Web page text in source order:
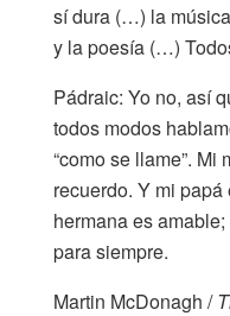
sí dura (…) la
y la poesía (…)
Pádraic: Yo no, así
todos modos
“como se llame”. Mi
recuerdo. Y mi
hermana es
para siempre.
Martin McDonagh /